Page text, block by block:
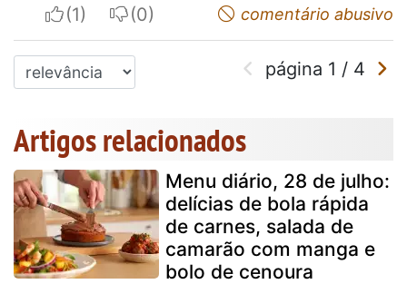
I apreciateI do not appreciatecomentário abusivo
página 1 / 4
Artigos relacionados
Menu diário, 28 de julho:
delícias de bola rápida
de carnes, salada de
camarão com manga e
bolo de cenoura